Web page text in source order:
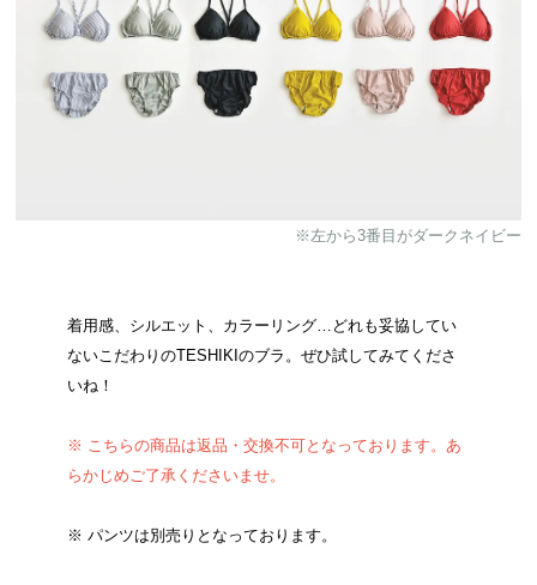
※左から3番目がダークネイビー
着用感、シルエット、カラーリング…どれも妥協してい
ないこだわりのTESHIKIのブラ。ぜひ試してみてくださ
いね！
※ こちらの商品は返品・交換不可となっております。あ
らかじめご了承くださいませ。
※ パンツは別売りとなっております。